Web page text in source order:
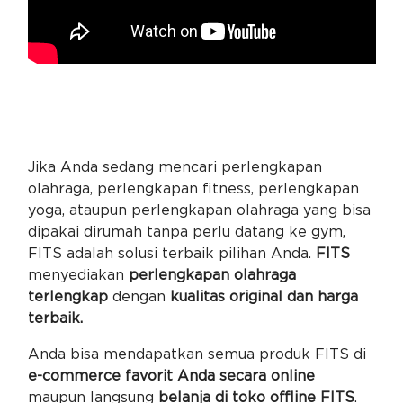
Jika Anda sedang mencari perlengkapan
olahraga, perlengkapan fitness, perlengkapan
yoga, ataupun perlengkapan olahraga yang bisa
dipakai dirumah tanpa perlu datang ke gym,
FITS adalah solusi terbaik pilihan Anda. FITS
menyediakan perlengkapan olahraga
terlengkapdengan kualitas original dan harga
terbaik.
Anda bisa mendapatkan semua produk FITS di
e-commerce favorit Anda secara online
maupun langsung belanja di toko offline FITS.